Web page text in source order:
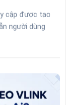
cập được tạo
người dùng